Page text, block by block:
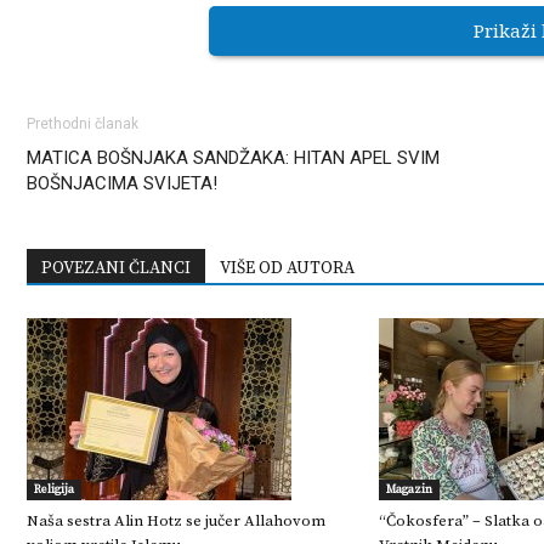
Prikaži
Prethodni članak
MATICA BOŠNJAKA SANDŽAKA: HITAN APEL SVIM
BOŠNJACIMA SVIJETA!
POVEZANI ČLANCI VIŠE OD AUTORA
Religija
Naša sestra Alin Hotz se jučer Allahovom
Magazin
“Čokosfera” – Slatka